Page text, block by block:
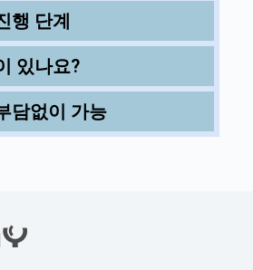
행 단계
있나요?
담없이 가능